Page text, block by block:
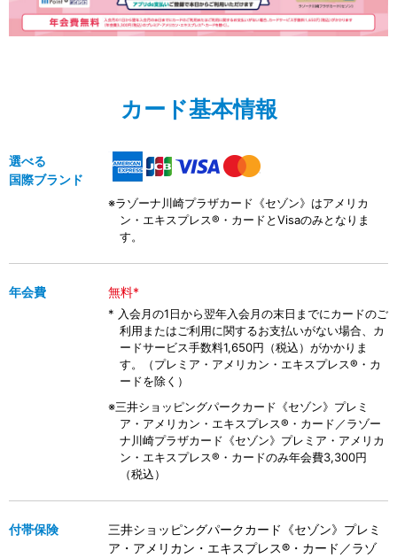
カード基本情報
選べる
国際ブランド
※ラゾーナ川崎プラザカード《セゾン》はアメリカ
ン・エキスプレス®・カードとVisaのみとなりま
す。
年会費 無料*
* 入会月の1日から翌年入会月の末日までにカードのご
利用またはご利用に関するお支払いがない場合、カ
ードサービス手数料1,650円（税込）がかかりま
す。（プレミア・アメリカン・エキスプレス®・カ
ードを除く）
※三井ショッピングパークカード《セゾン》プレミ
ア・アメリカン・エキスプレス®・カード／ラゾー
ナ川崎プラザカード《セゾン》プレミア・アメリカ
ン・エキスプレス®・カードのみ年会費3,300円
（税込）
付帯保険
三井ショッピングパークカード《セゾン》プレミ
ア・アメリカン・エキスプレス®・カード／ラゾ